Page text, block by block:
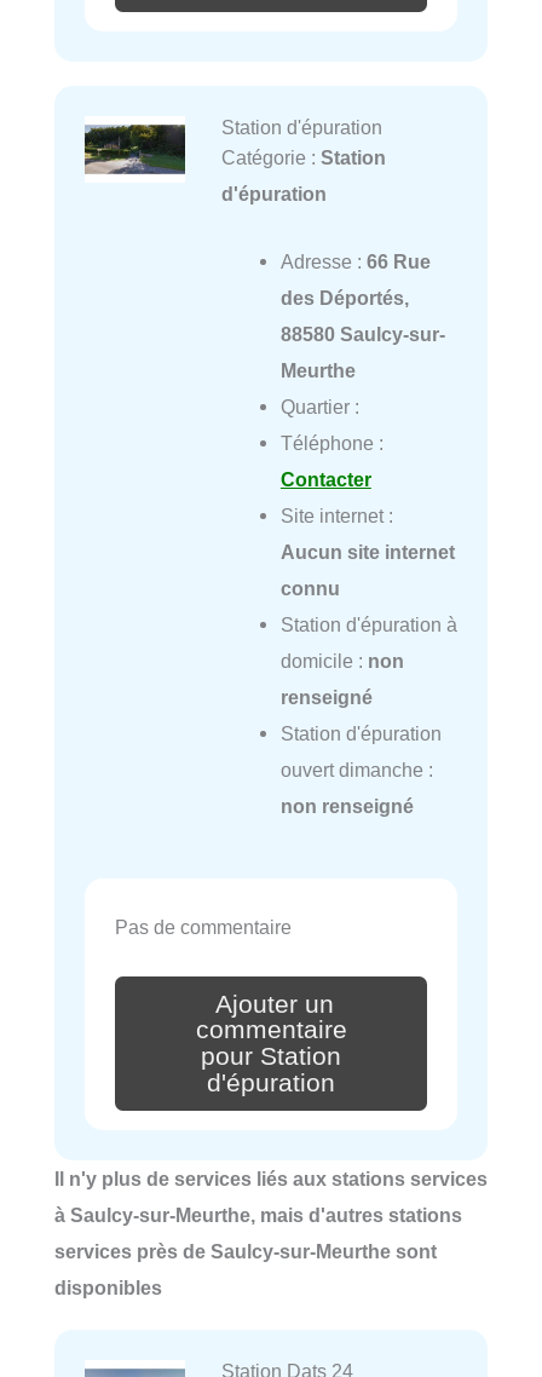
Station d'épuration
Catégorie : Station
d'épuration
Adresse : 66 Rue
des Déportés,
88580 Saulcy-sur-
Meurthe
Quartier :
Téléphone :
Contacter
Site internet :
Aucun site internet
connu
Station d'épuration à
domicile : non
renseigné
Station d'épuration
ouvert dimanche :
non renseigné
Pas de commentaire
Ajouter un
commentaire
pour Station
d'épuration
Il n'y plus de services liés aux stations services
à Saulcy-sur-Meurthe, mais d'autres stations
services près de Saulcy-sur-Meurthe sont
disponibles
Station Dats 24